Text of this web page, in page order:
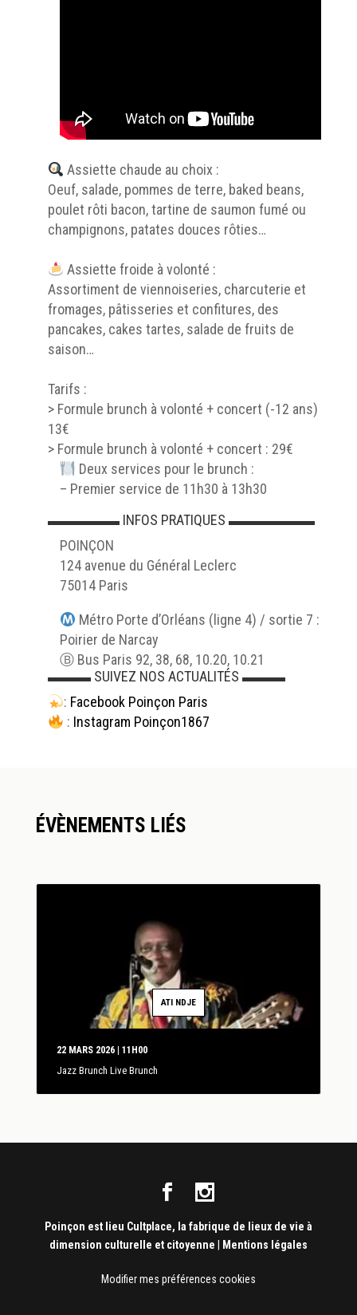
Assiette chaude au choix :
Oeuf, salade, pommes de terre, baked beans,
poulet rôti bacon, tartine de saumon fumé ou
champignons, patates douces rôties…
Assiette froide à volonté :
Assortiment de viennoiseries, charcuterie et
fromages, pâtisseries et confitures, des
pancakes, cakes tartes, salade de fruits de
saison…
Tarifs :
> Formule brunch à volonté + concert (-12 ans) :
13€
> Formule brunch à volonté + concert : 29€
Deux services pour le brunch :
– Premier service de 11h30 à 13h30
▬▬▬▬▬ INFOS PRATIQUES ▬▬▬▬▬▬
POINÇON
124 avenue du Général Leclerc
75014 Paris
Métro Porte d’Orléans (ligne 4) / sortie 7 :
Poirier de Narcay
Ⓑ Bus Paris 92, 38, 68, 10.20, 10.21
▬▬▬ SUIVEZ NOS ACTUALITÉS ▬▬▬
: Facebook Poinçon Paris
: Instagram Poinçon1867
ÉVÈNEMENTS LIÉS
ATI NDJE
22 MARS 2026 | 11H00
Jazz Brunch Live Brunch
Poinçon est lieu Cultplace, la fabrique de lieux de vie à
dimension culturelle et citoyenne
Mentions légales
Modifier mes préférences cookies